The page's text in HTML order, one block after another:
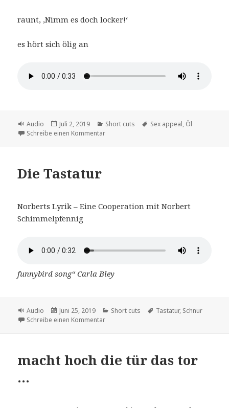
raunt, ‚Nimm es doch locker!‘
es hört sich ölig an
Format
Audio
Veröffentlicht
am
Juli 2, 2019 Kategorien
Short cuts Schlagwörter
Sex appeal, Öl
Schreibe einen Kommentarzu der Sexapelikan
Die Tastatur
Norberts Lyrik – Eine Cooperation mit Norbert
Schimmelpfennig
funnybird song“ Carla Bley
Format
Audio
Veröffentlicht
am
Juni 25, 2019 Kategorien
Short cuts Schlagwörter
Tastatur, Schnur
Schreibe einen Kommentarzu Die Tastatur
macht hoch die tür das tor
…